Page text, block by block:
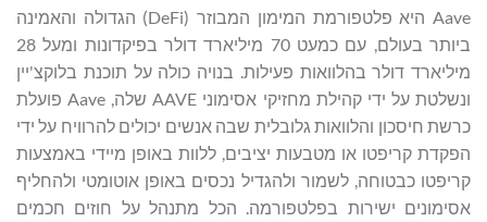
Aave היא פלטפורמת המימון המבוזר (DeFi) הגדולה והאמינה
ביותר בעולם, עם כמעט 70 מיליארד דולר בפיקדונות ומעל 28
מיליארד דולר בהלוואות פעילות. בנויה כולה על תוכנת בלוקצ'יין
ונשלטת על ידי קהילת מחזיקי אסימוני AAVE שלה, Aave פועלת
כרשת חיסכון והלוואות גלובלית שבה אנשים יכולים להרוויח על ידי
הפקדת קריפטו או מטבעות יציבים, ללוות באופן מיידי באמצעות
קריפטו כבטוחה, לשמור ולהגדיל נכסים באופן אוטומטי ולהחליף
אסימונים ישירות בפלטפורמה. הכל מתנהל על חוזים חכמים